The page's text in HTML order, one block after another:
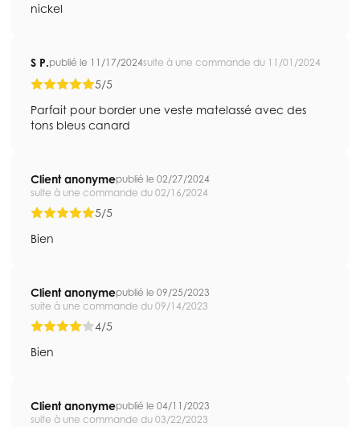
nickel
S P.publié le 11/17/2024suite à une commande du 11/01/2024
5/5
Parfait pour border une veste matelassé avec des
tons bleus canard
Client anonymepublié le 02/27/2024
suite à une commande du 02/16/2024
5/5
Bien
Client anonymepublié le 09/25/2023
suite à une commande du 09/14/2023
4/5
Bien
Client anonymepublié le 04/11/2023
suite à une commande du 03/22/2023